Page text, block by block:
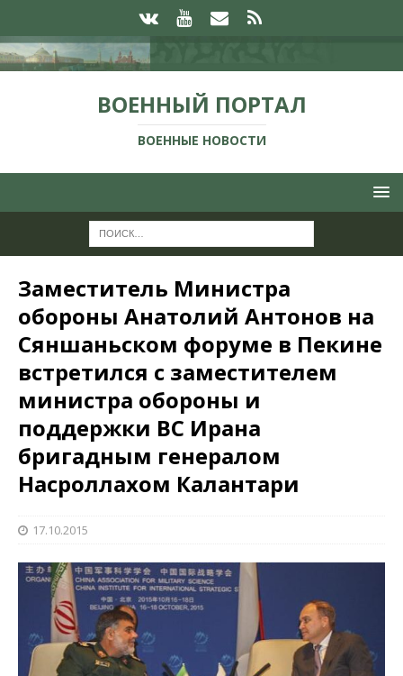
ВОЕННЫЙ ПОРТАЛ
ВОЕННЫЕ НОВОСТИ
Заместитель Министра
обороны Анатолий Антонов на
Сяншаньском форуме в Пекине
встретился с заместителем
министра обороны и
поддержки ВС Ирана
бригадным генералом
Насроллахом Калантари
17.10.2015